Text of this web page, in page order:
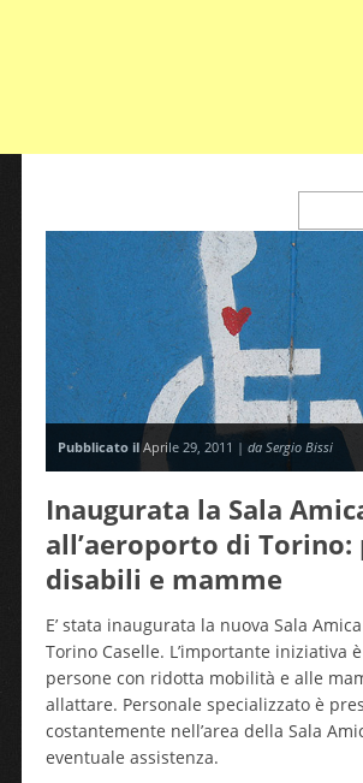
Pubblicato ilAprile 29, 2011 | da Sergio Bissi
Inaugurata la Sala
all’aeroporto di Torino:
disabili e mamme
E’ stata inaugurata la nuova Sala
Torino Caselle. L’importante iniziativa
persone con ridotta mobilità e alle
allattare. Personale specializzato è
costantemente nell’area della Sala
eventuale assistenza.